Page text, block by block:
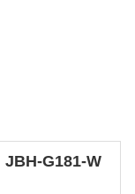
JBH-G181-W